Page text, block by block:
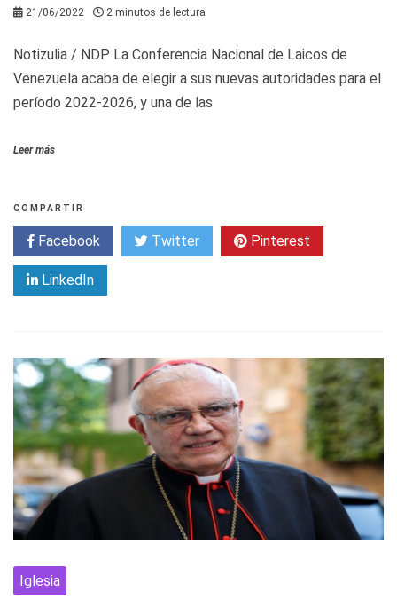
21/06/2022 2 minutos de lectura
Notizulia / NDP La Conferencia Nacional de Laicos de
Venezuela acaba de elegir a sus nuevas autoridades para el
período 2022-2026, y una de las
Leer más
COMPARTIR
Facebook Twitter Pinterest
LinkedIn
Iglesia